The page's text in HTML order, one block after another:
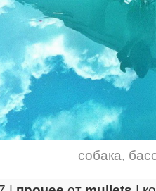
собака,